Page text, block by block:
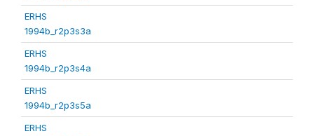
ERHS
1994b_r2p3s3a
ERHS
1994b_r2p3s4a
ERHS
1994b_r2p3s5a
ERHS